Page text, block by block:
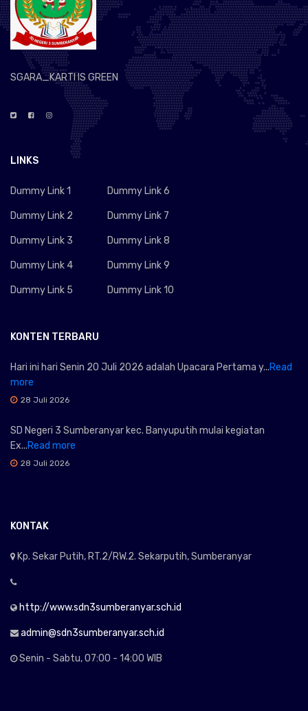
SGARA_KARTI IS GREEN
LINKS
Dummy Link 1
Dummy Link 2
Dummy Link 3
Dummy Link 4
Dummy Link 5
Dummy Link 6
Dummy Link 7
Dummy Link 8
Dummy Link 9
Dummy Link 10
KONTEN TERBARU
Hari ini hari Senin 20 Juli 2026 adalah Upacara Pertama y...Read
more
28 Juli 2026
SD Negeri 3 Sumberanyar kec. Banyuputih mulai kegiatan
Ex...Read more
28 Juli 2026
KONTAK
Kp. Sekar Putih, RT.2/RW.2. Sekarputih, Sumberanyar
http://www.sdn3sumberanyar.sch.id
admin@sdn3sumberanyar.sch.id
Senin - Sabtu, 07:00 - 14:00 WIB